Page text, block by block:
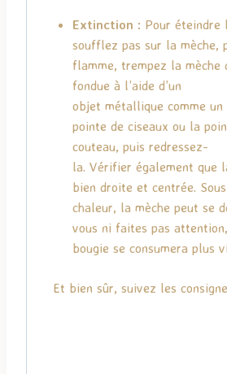
Extinction : Pour éteindre
soufflez pas sur la mèche,
flamme, trempez la mèche
fondue à l’aide d’un
objet métallique comme
pointe de ciseaux ou la
couteau, puis redressez-
la. Vérifier également que
bien droite et centrée.
chaleur, la mèche peut se
vous ni faites pas attention,
bougie se consumera plus
Et bien sûr, suivez les